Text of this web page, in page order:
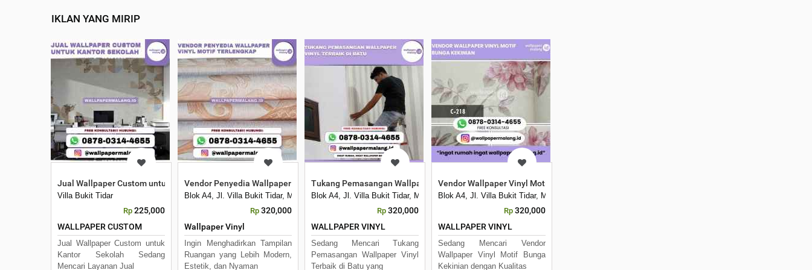
IKLAN YANG MIRIP
Jual Wallpaper Custom untuk Kantor Sekolah
Villa Bukit Tidar
Rp 225,000
WALLPAPER CUSTOM
Jual Wallpaper Custom untuk
Kantor Sekolah Sedang
Mencari Layanan Jual
Vendor Penyedia Wallpaper Vinyl Motif Terlengkap
Blok A4, Jl. Villa Bukit Tidar, Merjosari, Kec. Lowokwaru, Kota Malang, Jawa Timur 65144
Rp 320,000
Wallpaper Vinyl
Ingin Menghadirkan Tampilan
Ruangan yang Lebih Modern,
Estetik, dan Nyaman
Tukang Pemasangan Wallpaper Vinyl Terbaik di Batu
Blok A4, Jl. Villa Bukit Tidar, Merjosari, Kec. Lowokwaru, Kota Malang, Jawa Timur 65144
Rp 320,000
WALLPAPER VINYL
Sedang Mencari Tukang
Pemasangan Wallpaper Vinyl
Terbaik di Batu yang
Vendor Wallpaper Vinyl Motif Bunga Kekinian
Blok A4, Jl. Villa Bukit Tidar, Merjosari, Kec. Lowokwaru, Kota Malang, Jawa Timur 65144
Rp 320,000
WALLPAPER VINYL
Sedang Mencari Vendor
Wallpaper Vinyl Motif Bunga
Kekinian dengan Kualitas